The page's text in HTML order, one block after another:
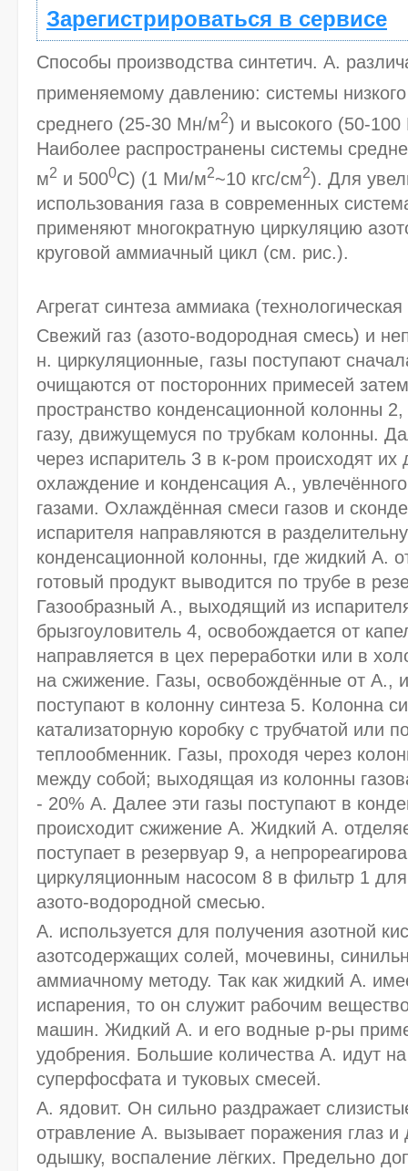
Зарегистрироваться в сервисе
Способы производства синтетич. А.
применяемому давлению: системы
среднего (25-30 Мн/м2) и высокого (50-
Наиболее распространены системы
м2 и 5000С) (1 Ми/м2~10 кгс/см2). Для
использования газа в современных
применяют многократную циркуляцию
круговой аммиачный цикл (см. рис.).
Агрегат синтеза аммиака
Свежий газ (азото-водородная смесь) и
н. циркуляционные, газы поступают
очищаются от посторонних примесей
пространство конденсационной колонны
газу, движущемуся по трубкам колонны.
через испаритель 3 в к-ром происходят
охлаждение и конденсация А.,
газами. Охлаждённая смеси газов и
испарителя направляются в
конденсационной колонны, где жидкий А.
готовый продукт выводится по трубе в
Газообразный А., выходящий из
брызгоуловитель 4, освобождается от
направляется в цех переработки или в
на сжижение. Газы, освобождённые от А.,
поступают в колонну синтеза 5. Колонна
катализаторную коробку с трубчатой или
теплообменник. Газы, проходя через
между собой; выходящая из колонны
- 20% А. Далее эти газы поступают в
происходит сжижение А. Жидкий А.
поступает в резервуар 9, а
циркуляционным насосом 8 в фильтр 1
азото-водородной смесью.
А. используется для получения азотной
азотсодержащих солей, мочевины,
аммиачному методу. Так как жидкий А.
испарения, то он служит рабочим
машин. Жидкий А. и его водные р-ры
удобрения. Большие количества А. идут
суперфосфата и туковых смесей.
А. ядовит. Он сильно раздражает
отравление А. вызывает поражения глаз и
одышку, воспаление лёгких. Предельно